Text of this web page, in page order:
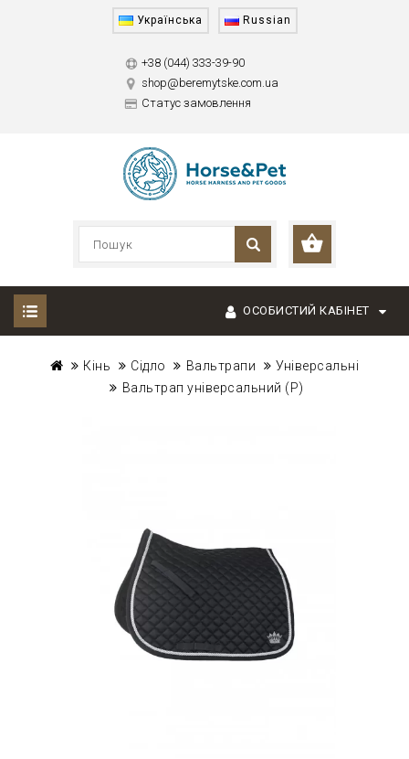
Українська Russian
+38 (044) 333-39-90
shop@beremytske.com.ua
Статус замовлення
ОСОБИСТИЙ КАБІНЕТ
Кінь Сідло Вальтрапи
Універсальні
Вальтрап універсальний (P)